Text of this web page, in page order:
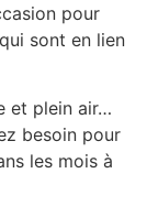
pour
sont en lien
et plein air…
besoin pour
les mois à